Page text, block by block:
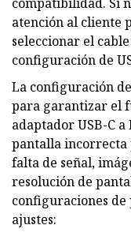
atención al cliente
seleccionar el
configuración de
La configuración
para garantizar el
adaptador USB-C
pantalla incorrecta
falta de señal,
resolución de
configuraciones
ajustes: